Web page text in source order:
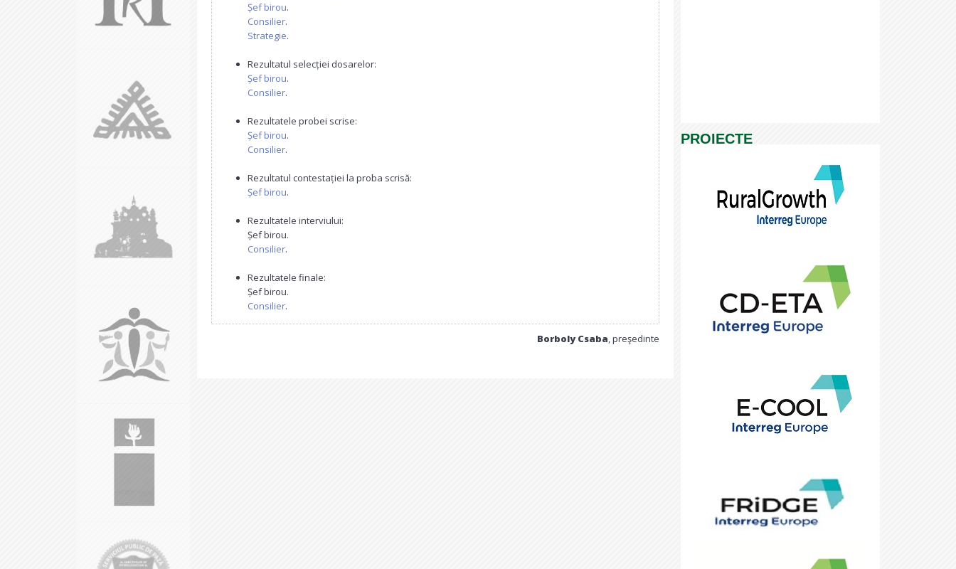
Șef birou.
Consilier.
Strategie.
Rezultatul selecției dosarelor:
Șef birou.
Consilier.
Rezultatele probei scrise:
Șef birou.
Consilier.
Rezultatul contestației la proba scrisă:
Șef birou.
Rezultatele interviului:
Șef birou.
Consilier.
Rezultatele finale:
Șef birou.
Consilier.
Borboly Csaba, preşedinte
PROIECTE